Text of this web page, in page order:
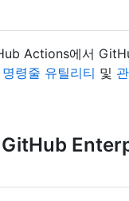
Actions에서
명령줄 유틸리티 및
GitHub